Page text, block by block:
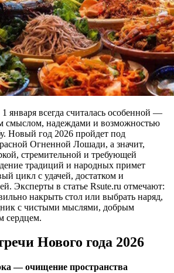
января всегда считалась особенной —
смыслом, надеждами и возможностью
Новый год 2026 пройдет под
Огненной Лошади, а значит,
стремительной и требующей
традиций и народных примет
цикл с удачей, достатком и
Эксперты в статье Rsute.ru отмечают:
накрыть стол или выбрать наряд,
с чистыми мыслями, добрым
сердцем.
Нового года 2026
— очищение пространства